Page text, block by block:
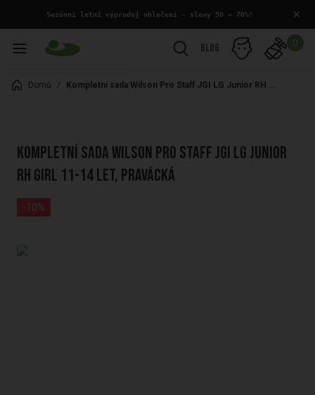
Sezónní letní výprodej oblečení - slevy 50 – 70%! ×
Blog 0
Domů /
Kompletní sada Wilson Pro Staff JGI LG Junior
RH Girl 11-14 let, pravácká
-10%